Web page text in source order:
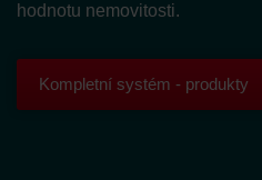
hodnotu nemovitosti.
Kompletní systém - produkty